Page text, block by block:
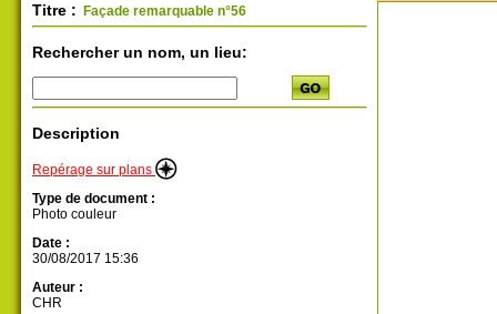
Titre : Façade remarquable n°56
Rechercher un nom, un lieu:
Description
Repérage sur plans
Type de document :
Photo couleur
Date :
30/08/2017 15:36
Auteur :
CHR